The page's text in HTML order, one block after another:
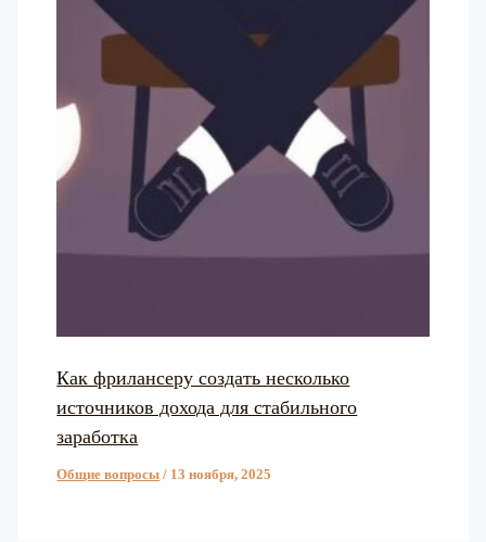
Как фрилансеру создать несколько
источников дохода для стабильного
заработка
Общие вопросы / 13 ноября, 2025